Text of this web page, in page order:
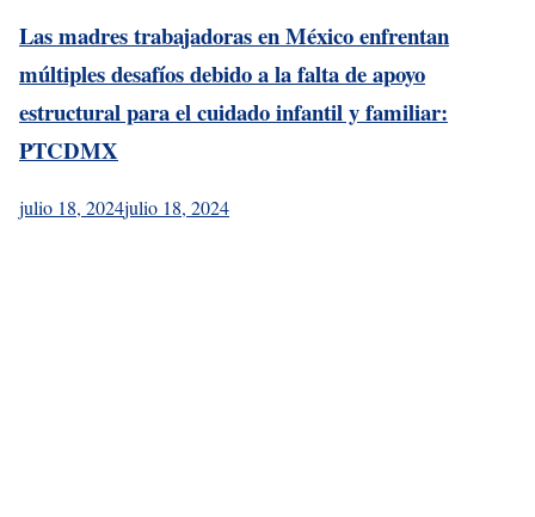
Las madres trabajadoras en México enfrentan
múltiples desafíos debido a la falta de apoyo
estructural para el cuidado infantil y familiar:
PTCDMX
julio 18, 2024julio 18, 2024